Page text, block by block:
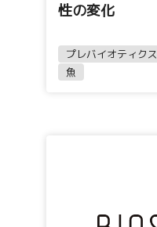
性の変化
プレバイオティクス
魚